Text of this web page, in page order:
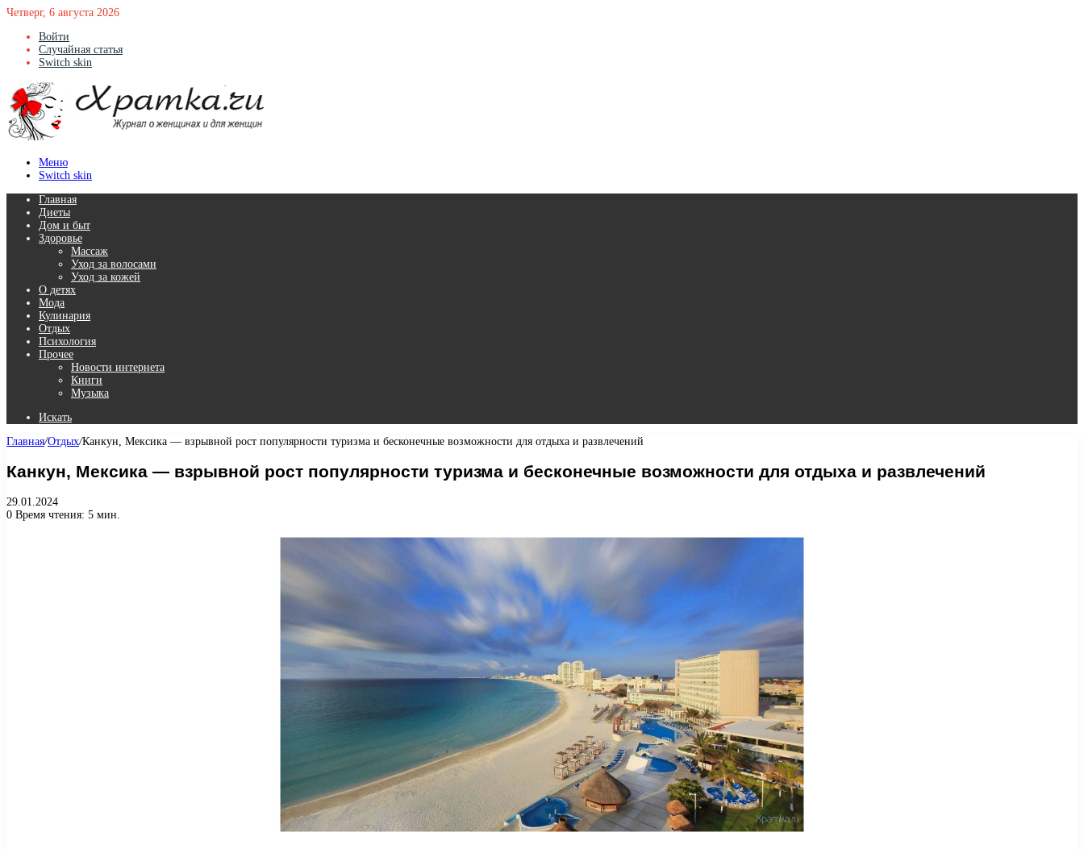
Четверг, 6 августа 2026
Войти
Случайная статья
Switch skin
Меню
Switch skin
Главная
Диеты
Дом и быт
Здоровье
Массаж
Уход за волосами
Уход за кожей
О детях
Мода
Кулинария
Отдых
Психология
Прочее
Новости интернета
Книги
Музыка
Искать
Главная/Отдых/Канкун, Мексика — взрывной рост популярности туризма и бесконечные возможности для отдыха и развлечений
Канкун, Мексика — взрывной рост популярности туризма и бесконечные возможности для отдыха и развлечений
29.01.2024
0 Время чтения: 5 мин.